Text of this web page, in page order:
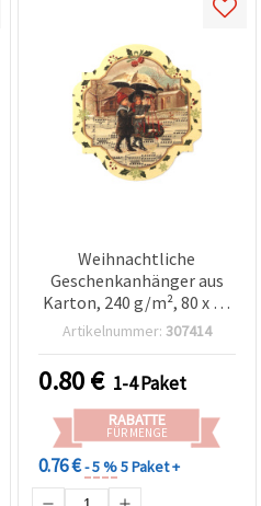
Weihnachtliche
Geschenkanhänger aus
Karton, 240 g/m², 80 x 75
mm – 3er-Set
Artikelnummer: 307414
0.80€ 1-4 Paket
RABATTE
FÜR MENGE
0.76 €- 5 %5 Paket +